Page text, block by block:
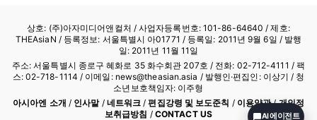
상호: (주)아자미디어앤컬처 /사업자등록번호: 101-86-64640 / 제호:
THEAsiaN / 등록정보: 서울특별시 아01771 / 등록일: 2011년 9월 6일 / 발행
일: 2011년 11월 11일
주소: 서울특별시 종로구 혜화로 35 화수회관 207호 / 전화: 02-712-4111 / 팩
스: 02-718-1114 / 이메일: news@theasian.asia / 발행인·편집인: 이상기 / 청
소년보호책임자: 이주형
아시아엔 소개 / 인사말/ 네트워크 /편집강령 및 보도준칙 / 이용약관/개인정
보취급방침 / CONTACT US AI 에이전트